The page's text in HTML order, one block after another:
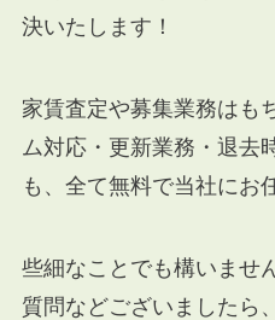
決いたします！
家賃査定や募集業務はも
ム対応・更新業務・退去
も、全て無料で当社にお
些細なことでも構いませ
質問などございましたら